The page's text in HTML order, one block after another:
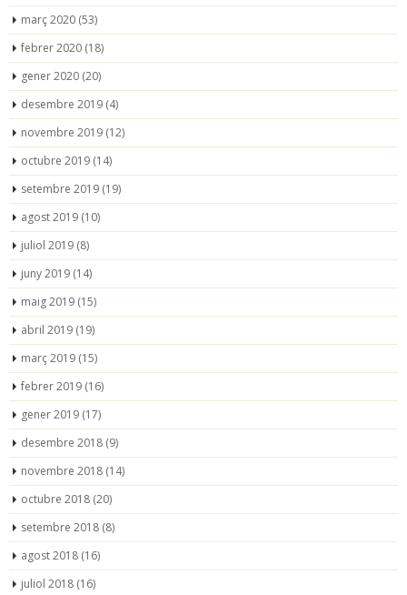
març 2020 (53)
febrer 2020 (18)
gener 2020 (20)
desembre 2019 (4)
novembre 2019 (12)
octubre 2019 (14)
setembre 2019 (19)
agost 2019 (10)
juliol 2019 (8)
juny 2019 (14)
maig 2019 (15)
abril 2019 (19)
març 2019 (15)
febrer 2019 (16)
gener 2019 (17)
desembre 2018 (9)
novembre 2018 (14)
octubre 2018 (20)
setembre 2018 (8)
agost 2018 (16)
juliol 2018 (16)